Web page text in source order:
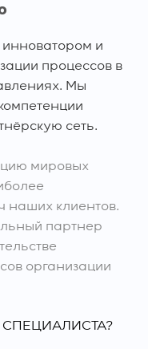
инноватором и
процессов в
Мы
сеть.
мировых
наших клиентов.
партнер
организации
СПЕЦИАЛИСТА?